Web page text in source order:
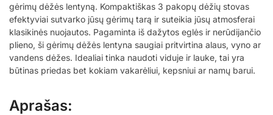
gėrimų dėžės lentyną. Kompaktiškas 3 pakopų dėžių stovas
efektyviai sutvarko jūsų gėrimų tarą ir suteikia jūsų atmosferai
klasikinės nuojautos. Pagaminta iš dažytos eglės ir nerūdijančio
plieno, ši gėrimų dėžės lentyna saugiai pritvirtina alaus, vyno ar
vandens dėžes. Idealiai tinka naudoti viduje ir lauke, tai yra
būtinas priedas bet kokiam vakarėliui, kepsniui ar namų barui.
Aprašas: